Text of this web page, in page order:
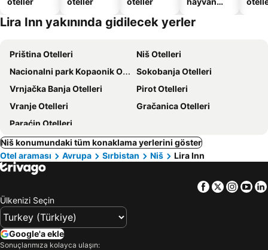
oteller
Lira Inn yakınında gidilecek yerler
Priština Otelleri
Niš Otelleri
Nacionalni park Kopaonik Otelleri
Sokobanja Otelleri
Vrnjačka Banja Otelleri
Pirot Otelleri
Vranje Otelleri
Gračanica Otelleri
Paraćin Otelleri
Niš konumundaki tüm konaklama yerlerini göster
Otel araması
Avrupa Sırbistan Niš Lira Inn
Facebook
Twitter
Ülkenizi Seçin
Google'a ekle
Sonuçlarımıza kolayca ulaşın: